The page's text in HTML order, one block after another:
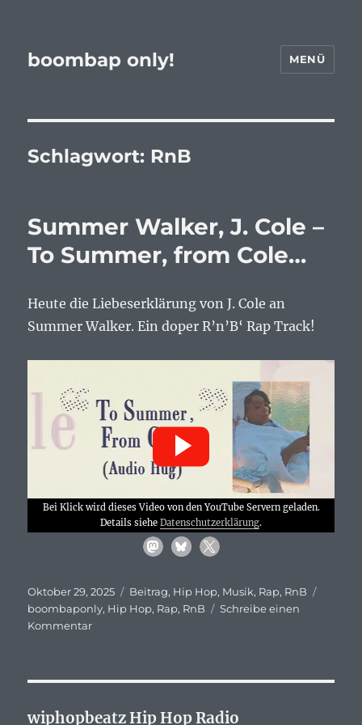
boombap only! MENÜ
Schlagwort: RnB
Summer Walker, J. Cole –
To Summer, from Cole…
Heute die Liebeserklärung von J. Cole an
Summer Walker. Ein doper R’n’B‘ Rap Track!
Bei Klick wird dieses Video von den YouTube Servern geladen.
Details siehe Datenschutzerklärung.
Veröffentlicht
am
Oktober 29, 2025 Kategorien
Beitrag, Hip Hop, Musik, Rap, RnB
boombaponly, Hip Hop, Rap, RnB
Schreibe einen
Kommentarzu
wiphopbeatz Hip Hop Radio